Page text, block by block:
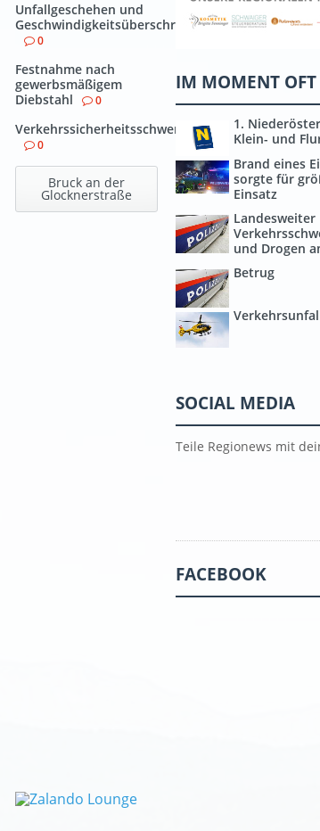
Unfallgeschehen und
Geschwindigkeitsüberschreitungen
0
Festnahme nach
gewerbsmäßigem
Diebstahl
0
Verkehrssicherheitsschwerpunkte
0
Bruck an der
Glocknerstraße
IM MOMENT OFT
1.
Klein- und
Brand eines
sorgte für
Einsatz
Landesweiter
und Drogen
Betrug
SOCIAL MEDIA
Teile Regionews mit
FACEBOOK